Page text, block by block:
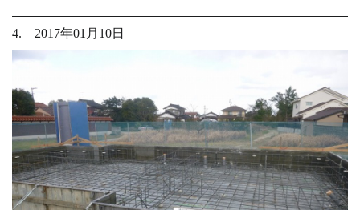
4. 2017年01月10日